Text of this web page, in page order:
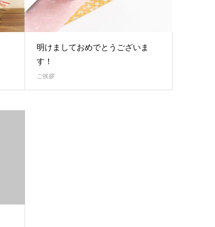
明けましておめでとうございま
す！
ご挨拶